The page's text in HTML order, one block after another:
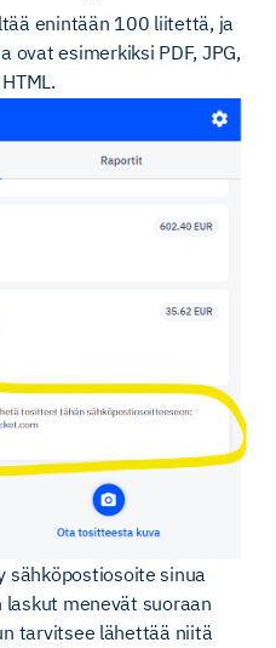
enintään 100 liitettä, ja
esimerkiksi PDF, JPG,
sähköpostiosoite sinua
menevät suoraan
tarvitsee lähettää niitä